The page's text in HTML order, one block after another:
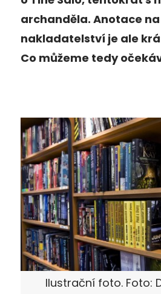
archanděla. Anotace
nakladatelství je ale
Co můžeme tedy
Ilustrační foto. Foto: